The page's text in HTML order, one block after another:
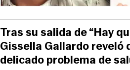
Tras su salida de “Hay
Gissella Gallardo reveló
delicado problema de